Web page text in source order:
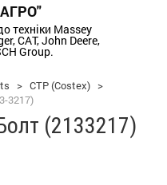
техніки Massey
CAT, John Deere,
Group.
> CTP (Costex) >
3217)
(2133217)